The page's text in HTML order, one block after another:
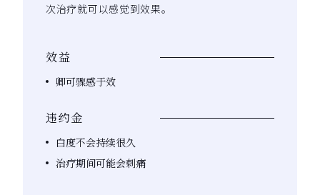
次治疗就可以感觉到效果。
效益
卿可骤感于效
违约金
白度不会持续很久
治疗期间可能会刺痛